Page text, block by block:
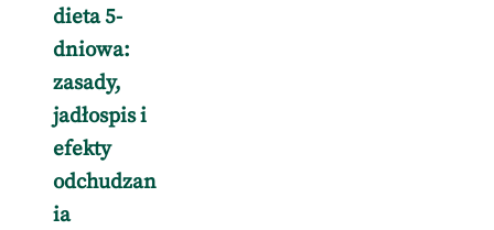
dieta 5-
dniowa:
zasady,
jadłospis i
efekty
odchudzan
ia